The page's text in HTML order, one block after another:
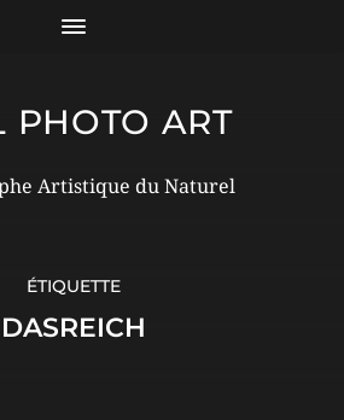
PHOTO ART
Artistique du Naturel
ÉTIQUETTE
DASREICH